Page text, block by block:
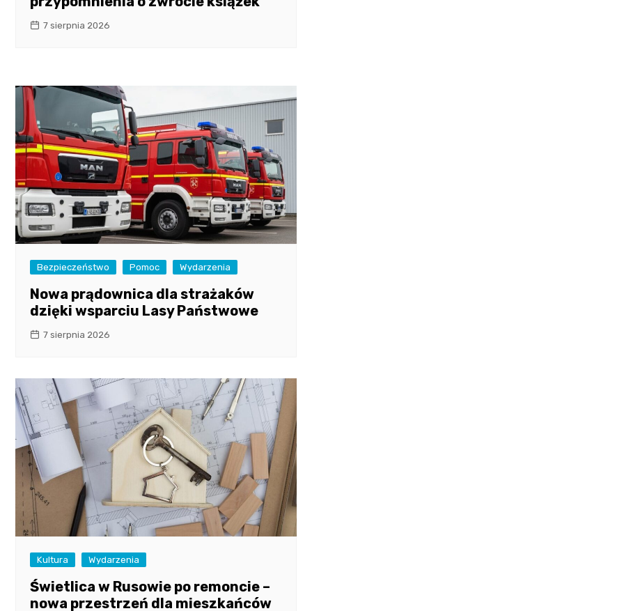
7 sierpnia 2026
Bezpieczeństwo Pomoc Wydarzenia
Nowa prądownica dla strażaków
dzięki wsparciu Lasy Państwowe
7 sierpnia 2026
Kultura Wydarzenia
Świetlica w Rusowie po remoncie –
nowa przestrzeń dla mieszkańców